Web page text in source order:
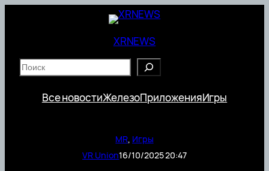
XRNEWS
Все новостиЖелезоПриложенияИгры
MR, Игры
VR Union16/10/2025 20:47